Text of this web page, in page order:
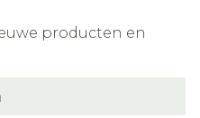
producten en